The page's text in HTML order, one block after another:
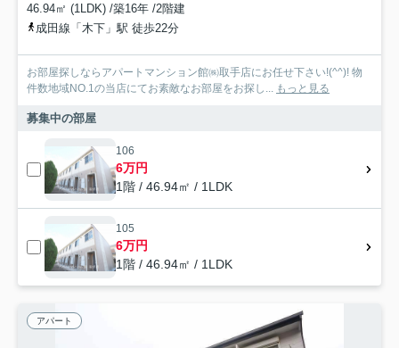
46.94㎡ (1LDK) /築16年 /2階建
成田線「木下」駅 徒歩22分
お部屋探しならアパートマンション館㈱取手店にお任せ下さい!(^^)! 物
件数地域NO.1の当店にてお素敵なお部屋をお探し... もっと見る
募集中の部屋
106
6万円
1階 / 46.94㎡ / 1LDK
105
6万円
1階 / 46.94㎡ / 1LDK
アパート